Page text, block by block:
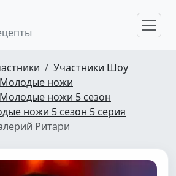
Участники Шоу
ножи
ножи 5 сезон
ножи 5 сезон 5 серия
Ритари